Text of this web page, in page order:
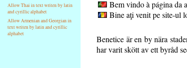
Allow Thai in text writen by latin
and cyrillic alphabet
Allow Armenian and Georgian in
text writen by latin and cyrillic
alphabet
Bem vindo à página da
Bine aţi venit pe site-ul
Benetice är en by nära
har varit skött av ett byråd